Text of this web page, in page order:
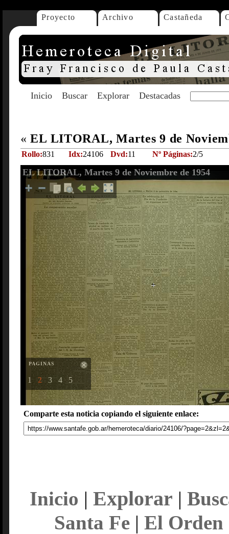
Proyecto Archivo Castañeda
Inicio Buscar Explorar Destacadas
« EL LITORAL, Martes 9 de
Rollo:831 Idx:24106 Dvd:11 Nº Páginas:2/5
EL LITORAL, Martes 9 de Noviembre de 1954
PAGINAS
1 2 3 4 5
Comparte esta noticia copiando el siguiente enlace:
Inicio | Explorar |
Santa Fe| El Orden